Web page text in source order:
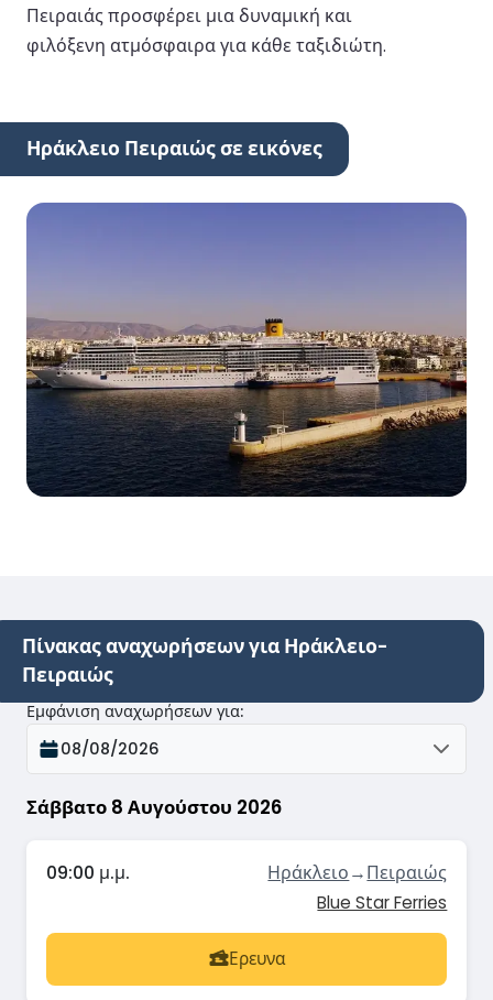
Πειραιάς προσφέρει μια δυναμική και
φιλόξενη ατμόσφαιρα για κάθε ταξιδιώτη.
Ηράκλειο Πειραιώς σε εικόνες
Πίνακας αναχωρήσεων για Ηράκλειο-
Πειραιώς
Σάββατο 8 Αυγούστου 2026
Εμφάνιση αναχωρήσεων για:
08/08/2026
09:00 μ.μ. Ηράκλειο→Πειραιώς
Blue Star Ferries
Ερευνα